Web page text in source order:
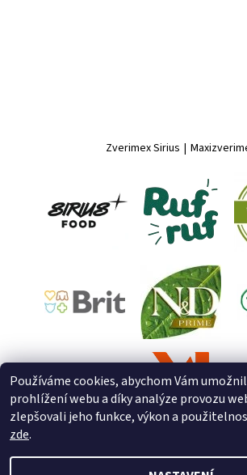
Zverimex Sirius |
Používáme cookies, abychom Vám
prohlížení webu a díky analýze provozu
zlepšovali jeho funkce, výkon a
zde.